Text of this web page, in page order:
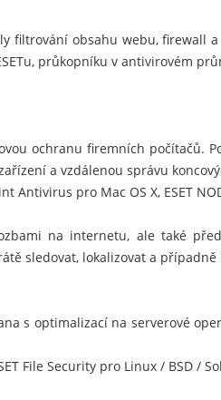
filtrování obsahu webu, firewall
průkopníku v antivirovém
ochranu firemních počítačů.
a vzdálenou správu
Antivirus pro Mac OS X, ESET
na internetu, ale také
sledovat, lokalizovat a
s optimalizací na serverové
File Security pro Linux / BSD /